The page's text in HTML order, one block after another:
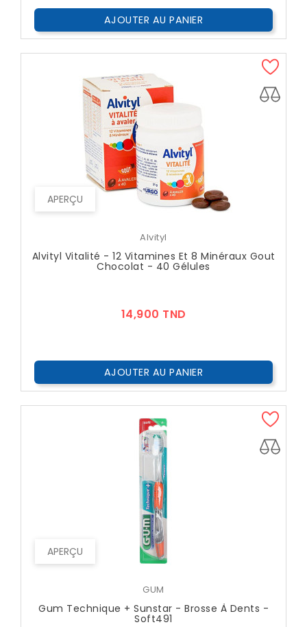
AJOUTER AU PANIER
APERÇU
Alvityl
Alvityl Vitalité - 12 Vitamines Et 8 Minéraux Gout
Chocolat - 40 Gélules
14,900 TND
AJOUTER AU PANIER
APERÇU
GUM
Gum Technique + Sunstar - Brosse À Dents -
Soft491